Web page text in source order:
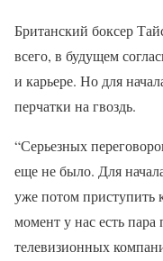
Британский боксер
всего, в будущем
и карьере. Но для
перчатки на гвоздь.
“Серьезных
еще не было. Для
уже потом
момент у нас есть
телевизионных